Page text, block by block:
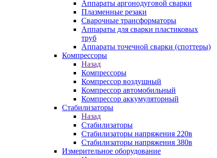
Аппараты аргонодуговой сварки
Плазменные резаки
Сварочные трансформаторы
Аппараты для сварки пластиковых
труб
Аппараты точечной сварки (споттеры)
Компрессоры
Назад
Компрессоры
Компрессор воздушный
Компрессор автомобильный
Компрессор аккумуляторный
Стабилизаторы
Назад
Стабилизаторы
Стабилизаторы напряжения 220в
Стабилизаторы напряжения 380в
Измерительное оборудование